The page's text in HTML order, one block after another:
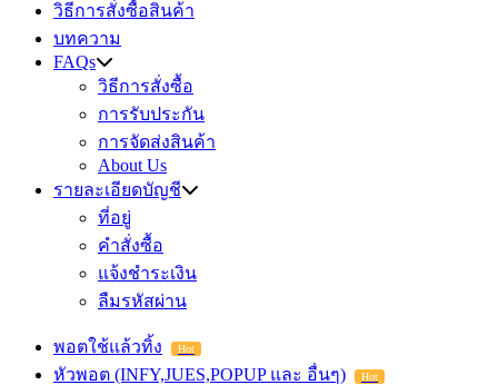
วิธีการสั่งซื้อสินค้า
บทความ
FAQs
วิธีการสั่งซื้อ
การรับประกัน
การจัดส่งสินค้า
About Us
รายละเอียดบัญชี
ที่อยู่
คำสั่งซื้อ
แจ้งชำระเงิน
ลืมรหัสผ่าน
พอตใช้แล้วทิ้ง Hot
หัวพอต (INFY,JUES,POPUP และ อื่นๆ) Hot